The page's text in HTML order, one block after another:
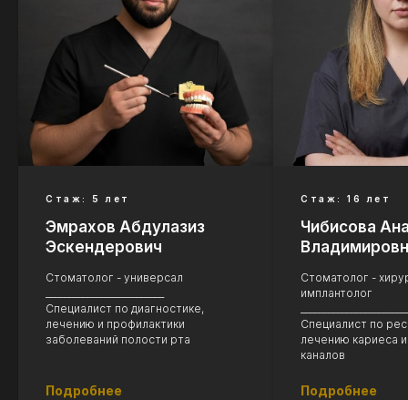
Стаж: 5 лет
Эмрахов Абдулазиз
Эскендерович
Стоматолог - универсал
Специалист по диагностике,
лечению и профилактики
заболеваний полости рта
Подробнее
Стаж: 16 лет
Чибисова
Стоматолог -
имплантолог
Специалист по
лечению кариеса
каналов
Подробнее